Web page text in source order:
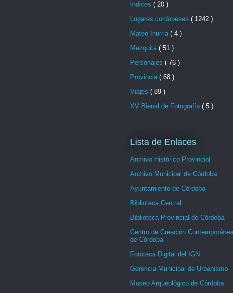
Indices ( 20 )
Lugares cordobeses ( 1242 )
Mateo Inurria ( 4 )
Mezquita ( 51 )
Personajes ( 76 )
Provincia ( 68 )
Viajes ( 89 )
XV Bienal de Fotografía ( 5 )
Lista de Enlaces
Archivo Histórico Provincial
Archivo Municipal de Córdoba
Ayuntamiento de Córdoba
Biblioteca Central
Biblioteca Provincial de Córdoba
Centro de Creación Contemporánea
de Córdoba
Fototeca Digital del IGN
Gerencia Municipal de Urbanismo
Museo Arqueológico de Córdoba